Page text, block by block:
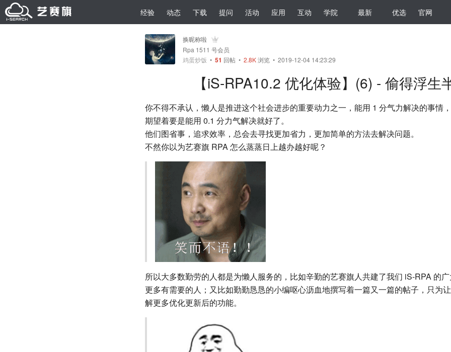
经验 动态 下载 提问 活动 应用 互动 学院 最新 优选 官网
换昵称啦
Rpa 1511 号会员
鸡蛋炒饭 • 51 回帖 • 2.8K浏览 • 2019-12-04 14:23:29
【iS-RPA10.2 优化体验】(6) - 偷得浮生
你不得不承认，懒人是推进这个社会进步的重要动力之一，能用 1 分气力解决的事情
期望着要是能用 0.1 分力气解决就好了。
他们图省事，追求效率，总会去寻找更加省力，更加简单的方法去解决问题。
不然你以为艺赛旗 RPA 怎么蒸蒸日上越办越好呢？
所以大多数勤劳的人都是为懒人服务的，比如辛勤的艺赛旗人共建了我们 iS-RPA 的
更多有需要的人；又比如勤勤恳恳的小编呕心沥血地撰写着一篇又一篇的帖子，只为
解更多优化更新后的功能。